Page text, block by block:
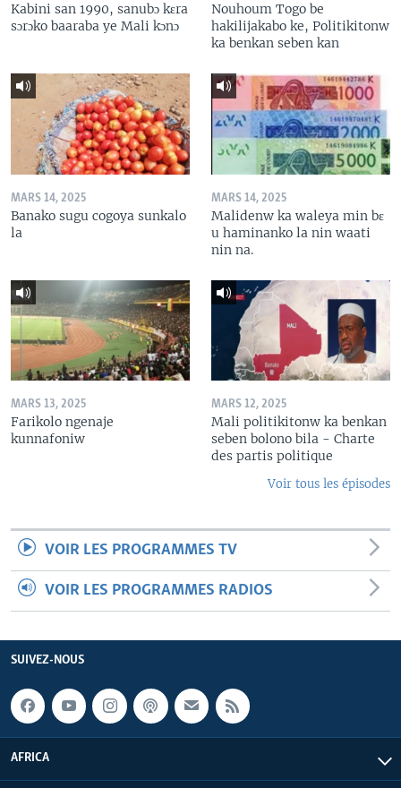
Kabini san 1990, sanubɔ kɛra
sɔrɔko baaraba ye Mali kɔnɔ
Nouhoum Togo be
hakilijakabo ke, Politikitonw
ka benkan seben kan
MARS 14, 2025
Banako sugu cogoya sunkalo
la
MARS 14, 2025
Malidenw ka waleya min bɛ
u haminanko la nin waati
nin na.
MARS 13, 2025
Farikolo ngenaje
kunnafoniw
MARS 12, 2025
Mali politikitonw ka benkan
seben bolono bila - Charte
des partis politique
Voir tous les épisodes
VOIR LES PROGRAMMES TV
VOIR LES PROGRAMMES RADIOS
SUIVEZ-NOUS
AFRICA